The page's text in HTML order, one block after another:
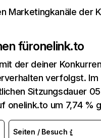
Marketingkanäle der
füronelink.to
der deiner
verfolgst. Im
Sitzungsdauer
onelink.to um 7,74 %
Seiten / Besuch